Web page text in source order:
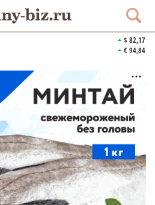
$ 82,17
€ 94,84